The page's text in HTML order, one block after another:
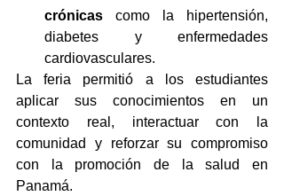
crónicas como la hipertensión,
diabetes y enfermedades
cardiovasculares.
La feria permitió a los estudiantes
aplicar sus conocimientos en un
contexto real, interactuar con la
comunidad y reforzar su compromiso
con la promoción de la salud en
Panamá.